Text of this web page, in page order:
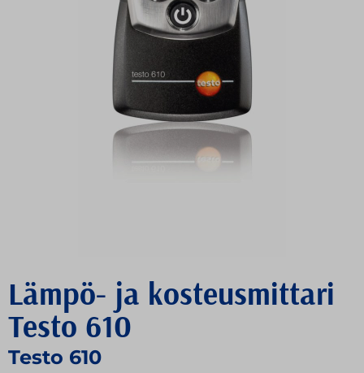
Lämpö- ja kosteusmittari
Testo 610
Testo 610